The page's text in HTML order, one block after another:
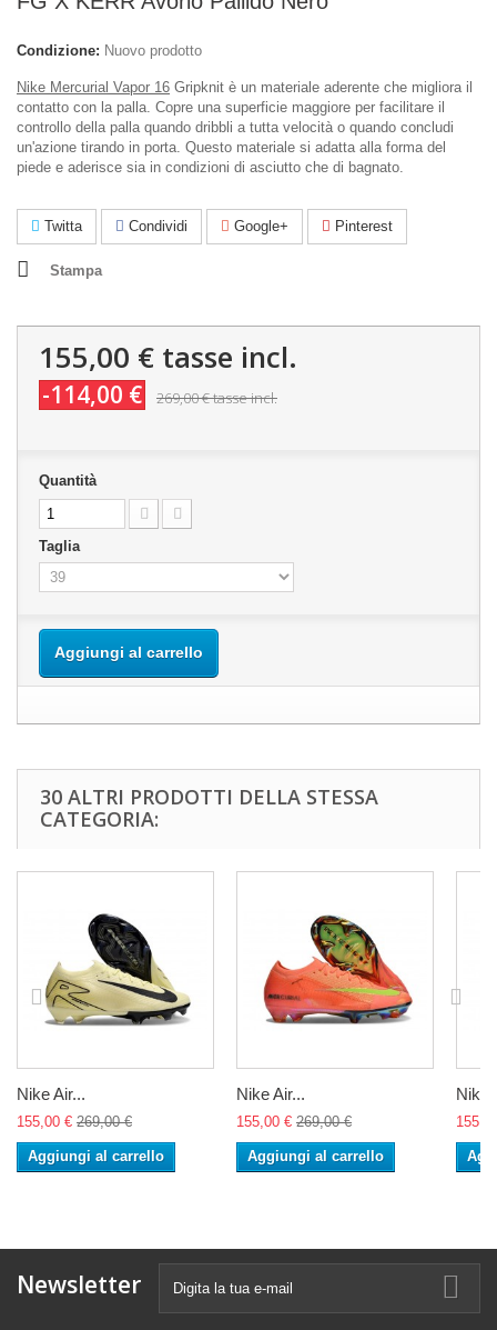
Condizione: Nuovo prodotto
Nike Mercurial Vapor 16 Gripknit è un materiale aderente che migliora il
contatto con la palla. Copre una superficie maggiore per facilitare il
controllo della palla quando dribbli a tutta velocità o quando concludi
un'azione tirando in porta. Questo materiale si adatta alla forma del
piede e aderisce sia in condizioni di asciutto che di bagnato.
Twitta Condividi Google+ Pinterest
Stampa
155,00 € tasse incl.
-114,00 € 269,00 €tasse incl.
Quantità
Taglia
Aggiungi al carrello
30 ALTRI PRODOTTI DELLA STESSA
CATEGORIA:
Nike Air...
155,00 € 269,00 €
Aggiungi al carrello
Nike Air...
155,00 € 269,00 €
Aggiungi al carrello
Nike
Newsletter